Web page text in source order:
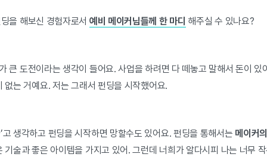
을 해보신 경험자로서 예비 메이커님들께 한 마디 해주실 수 있나요?
큰 도전이라는 생각이 들어요. 사업을 하려면 다 떼놓고 말해서 돈이 있
없는 거예요. 저는 그래서 펀딩을 시작했어요.
고 생각하고 펀딩을 시작하면 망할수도 있어요. 펀딩을 통해서는 메이커
기술과 좋은 아이템을 가지고 있어. 그런데 너희가 알다시피 나는 너무